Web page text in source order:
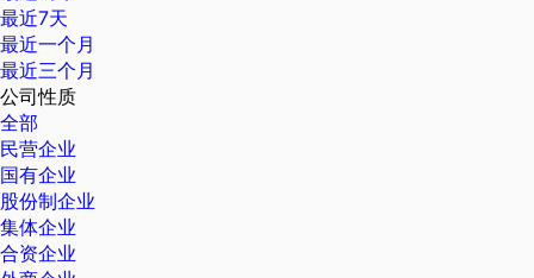
最近7天
最近一个月
最近三个月
公司性质
全部
民营企业
国有企业
股份制企业
集体企业
合资企业